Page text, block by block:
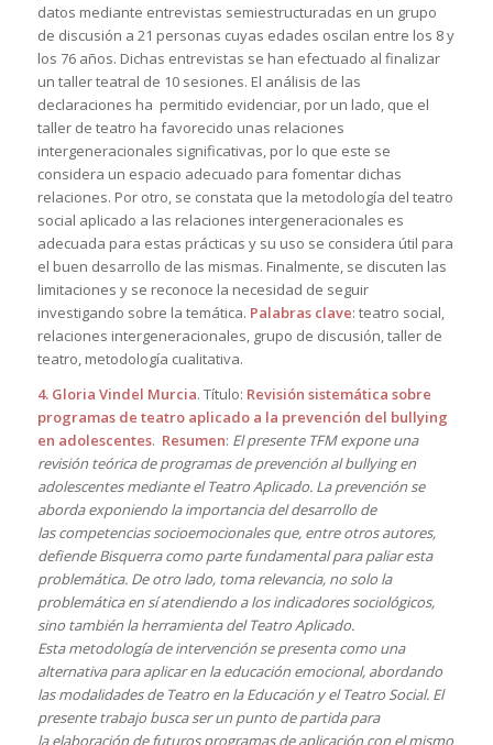
datos mediante entrevistas semiestructuradas en un grupo
de discusión a 21 personas cuyas edades oscilan entre los 8 y
los 76 años. Dichas entrevistas se han efectuado al finalizar
un taller teatral de 10 sesiones. El análisis de las
declaraciones ha permitido evidenciar, por un lado, que el
taller de teatro ha favorecido unas relaciones
intergeneracionales significativas, por lo que este se
considera un espacio adecuado para fomentar dichas
relaciones. Por otro, se constata que la metodología del teatro
social aplicado a las relaciones intergeneracionales es
adecuada para estas prácticas y su uso se considera útil para
el buen desarrollo de las mismas. Finalmente, se discuten las
limitaciones y se reconoce la necesidad de seguir
investigando sobre la temática. Palabras clave: teatro social,
relaciones intergeneracionales, grupo de discusión, taller de
teatro, metodología cualitativa.
4. Gloria Vindel Murcia. Título: Revisión sistemática sobre
programas de teatro aplicado a la prevención del bullying
en adolescentes. Resumen: El presente TFM expone una
revisión teórica de programas de prevención al bullying en
adolescentes mediante el Teatro Aplicado. La prevención se
aborda exponiendo la importancia del desarrollo de
las competencias socioemocionales que, entre otros autores,
defiende Bisquerra como parte fundamental para paliar esta
problemática. De otro lado, toma relevancia, no solo la
problemática en sí atendiendo a los indicadores sociológicos,
sino también la herramienta del Teatro Aplicado.
Esta metodología de intervención se presenta como una
alternativa para aplicar en la educación emocional, abordando
las modalidades de Teatro en la Educación y el Teatro Social. El
presente trabajo busca ser un punto de partida para
la elaboración de futuros programas de aplicación con el mismo